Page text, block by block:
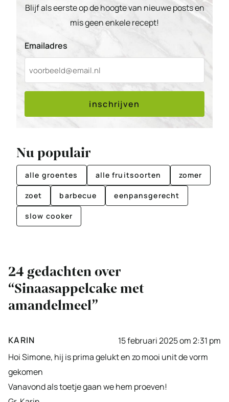
Blijf als eerste op de hoogte van nieuwe posts en
mis geen enkele recept!
Emailadres
inschrijven
Nu populair
alle groentes alle fruitsoorten zomer
zoet barbecue eenpansgerecht
slow cooker
24 gedachten over
“Sinaasappelcake met
amandelmeel”
KARIN
15 februari 2025 om 2:31 pm
Hoi Simone, hij is prima gelukt en zo mooi unit de vorm
gekomen
Vanavond als toetje gaan we hem proeven!